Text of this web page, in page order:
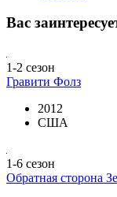
Вас
1-2 сезон
Гравити Фолз
2012
США
1-6 сезон
Обратная сторона